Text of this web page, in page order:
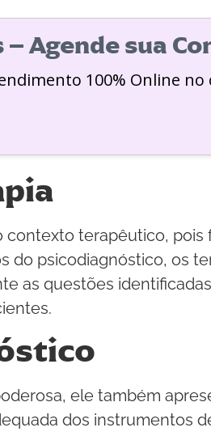
Agende sua
100% Online
terapêutico,
do psicodiagnóstico, os
as questões
ele também
dos instrumentos